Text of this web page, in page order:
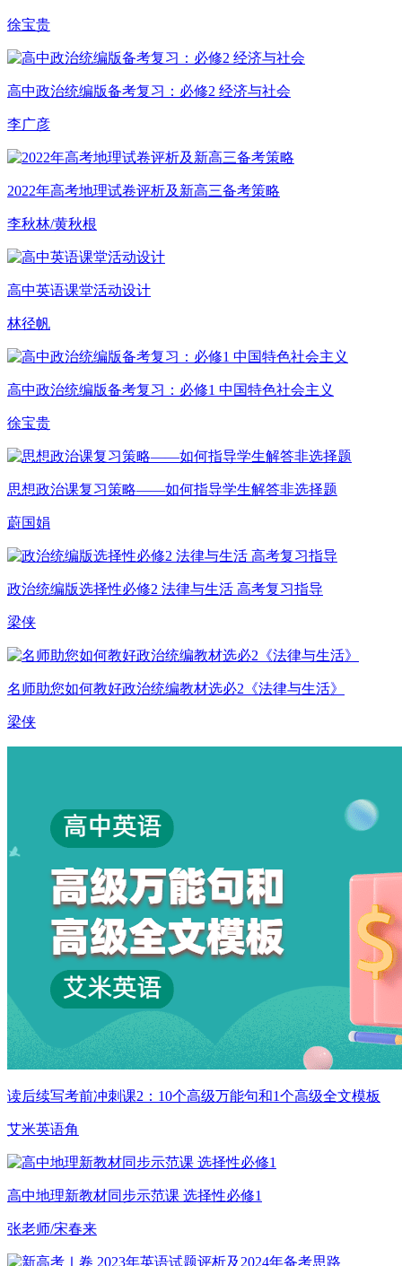
徐宝贵
高中政治统编版备考复习：必修2 经济与社会
李广彦
2022年高考地理试卷评析及新高三备考策略
李秋林/黄秋根
高中英语课堂活动设计
林径帆
高中政治统编版备考复习：必修1 中国特色社会主义
徐宝贵
思想政治课复习策略——如何指导学生解答非选择题
蔚国娟
政治统编版选择性必修2 法律与生活 高考复习指导
梁侠
名师助您如何教好政治统编教材选必2《法律与生活》
梁侠
读后续写考前冲刺课2：10个高级万能句和1个高级全文模板
艾米英语角
高中地理新教材同步示范课 选择性必修1
张老师/宋春来